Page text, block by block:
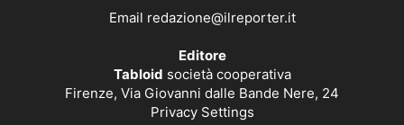
Email redazione@ilreporter.it
Editore
Tabloid società cooperativa
Firenze, Via Giovanni dalle Bande Nere, 24
Privacy Settings